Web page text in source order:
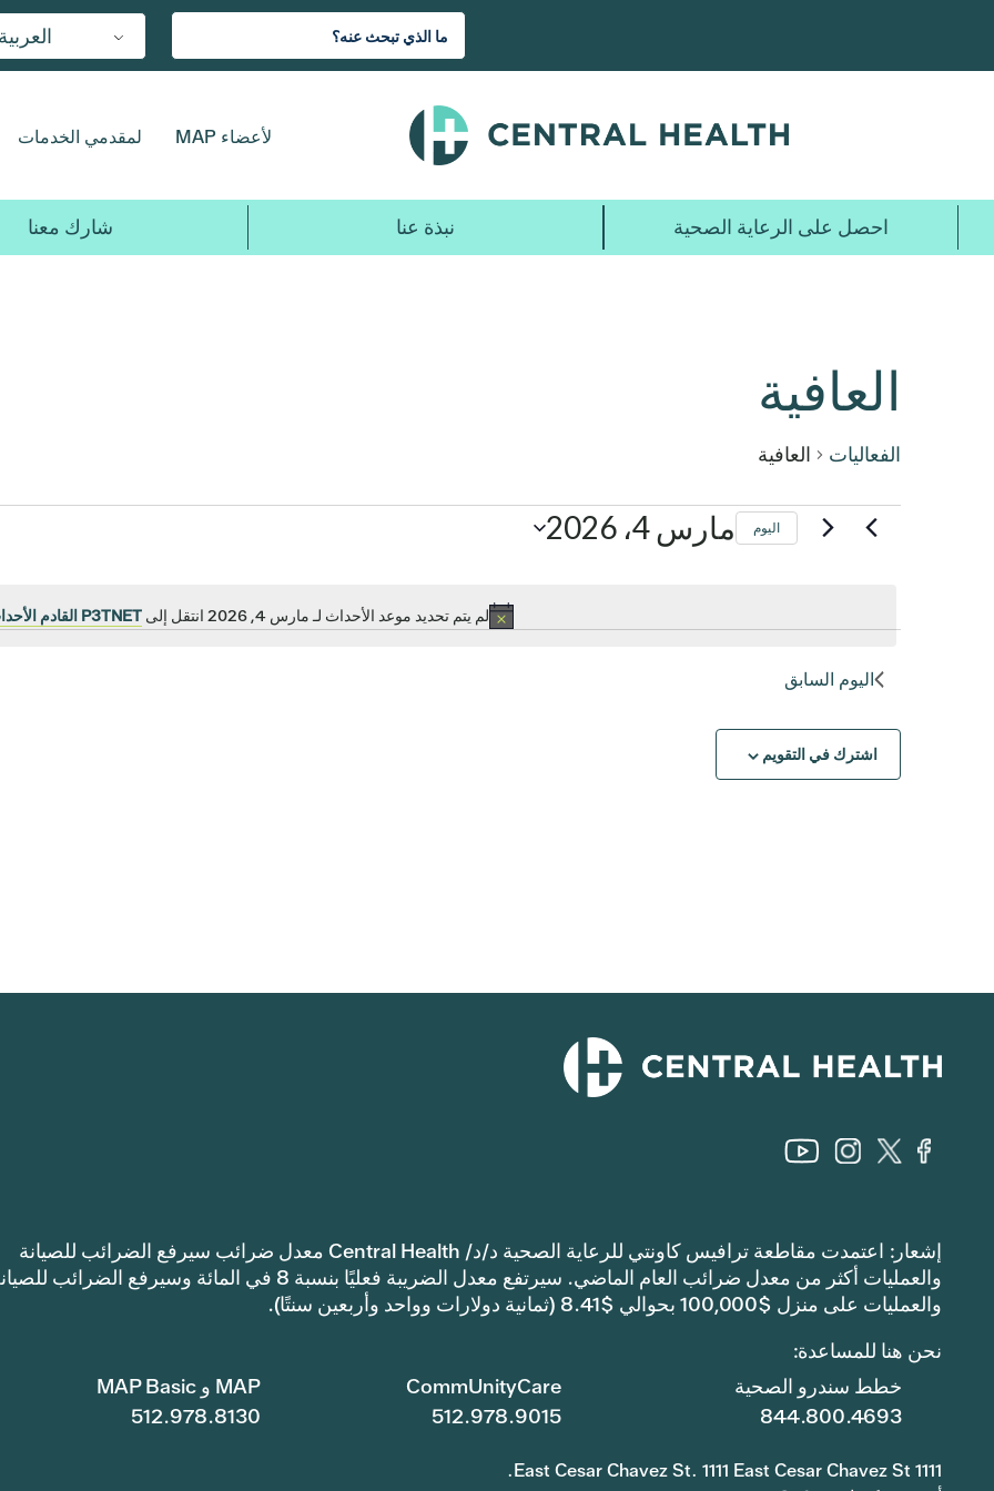
المحتوى
العربية
لأعضاء MAP لمقدمي الخدمات
احصل على الرعاية الصحية نبذة عنا شارك معنا
العافية
الفعاليات العافية
الفعاليات
مارس
4,
2026
إشعار
لم يتم تحديد موعد الأحداث لـ مارس 4, 2026 انتقل إلى P3TNET القادم الأحداثP
اليوم مارس 4، 2026
اليوم السابق
اشترك في التقويم
إشعار: اعتمدت مقاطعة ترافيس كاونتي للرعاية الصحية د/د/ Central Health معدل ضرائب سيرفع الضرائب للصيانة
والعمليات أكثر من معدل ضرائب العام الماضي. سيرتفع معدل الضريبة فعليًا بنسبة 8 في المائة وسيرفع الضرائب
والعمليات على منزل $100,000 بحوالي $8.41 (ثمانية دولارات وواحد وأربعين سنتًا).
نحن هنا للمساعدة:
MAP و MAP Basic
512.978.8130
CommUnityCare
512.978.9015
خطط سندرو الصحية
844.800.4693
1111 East Cesar Chavez St. 1111 East Cesar Chavez St.